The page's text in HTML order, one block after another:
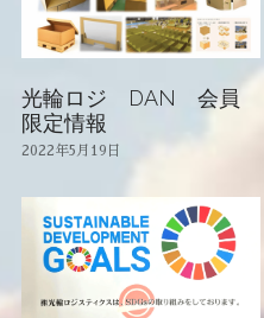
光輪アルバム
検索
光輪ま
光輪ロジ DAN 会員
限定情報
2022年5月19日